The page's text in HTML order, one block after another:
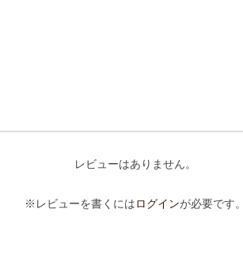
レビューはありません。
※レビューを書くにはログインが必要です。